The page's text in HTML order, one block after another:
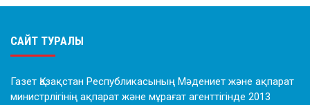
САЙТ ТУРАЛЫ
Газет Қазақстан Республикасының Мәдениет және ақпарат
министрлігінің ақпарат және мұрағат агенттігінде 2013